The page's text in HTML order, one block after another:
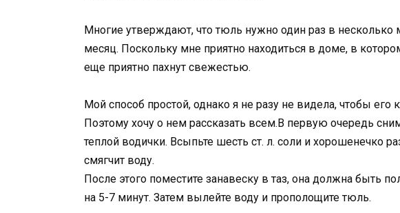
Многие утверждают, что тюль нужно один раз в несколько
месяц. Поскольку мне приятно находиться в доме, в
еще приятно пахнут свежестью.
Мой способ простой, однако я не разу не видела, чтобы его
Поэтому хочу о нем рассказать всем.В первую очередь
теплой водички. Всыпьте шесть ст. л. соли и хорошенечко
смягчит воду.
После этого поместите занавеску в таз, она должна быть
на 5-7 минут. Затем вылейте воду и прополощите тюль.